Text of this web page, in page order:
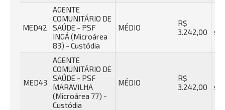
MED42
AGENTE
COMUNITÁRIO DE
SAÚDE - PSF
INGÁ (Microárea
83) - Custódia
MÉDIO
R$
3.242,00
MED43
AGENTE
COMUNITÁRIO DE
SAÚDE - PSF
MARAVILHA
(Microárea 77) -
Custódia
MÉDIO
R$
3.242,00